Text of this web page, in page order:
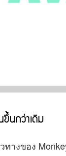
นกว่าเดิม
างของ